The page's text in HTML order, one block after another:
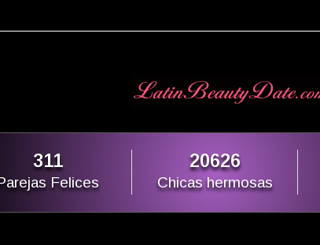
311
Felices
20626
Chicas hermosas